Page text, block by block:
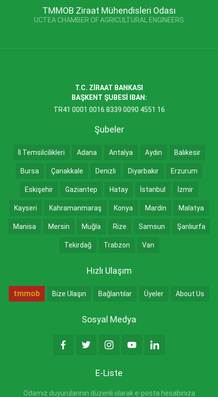
TMMOB Ziraat Mühendisleri Odası
UCTEA CHAMBER OF AGRICULTURAL ENGINEERS
T.C. ZİRAAT BANKASI
BAŞKENT ŞUBESİ IBAN:
TR41 0001 0016 8339 0090 4551 16
Şubeler
İl Temsilcilikleri Adana Antalya Aydın Balıkesir
Bursa Çanakkale Denizli Diyarbakır Erzurum
Eskişehir Gaziantep Hatay İstanbul İzmir
Kayseri Kahramanmaraş Konya Mardin Malatya
Manisa Mersin Muğla Rize Samsun Şanlıurfa
Tekirdağ Trabzon Van
Hızlı Ulaşım
tmmob Bize Ulaşın Bağlantılar Üyeler About Us
Sosyal Medya
E-Liste
Odamız duyurularının düzenli olarak e-posta hesabınıza